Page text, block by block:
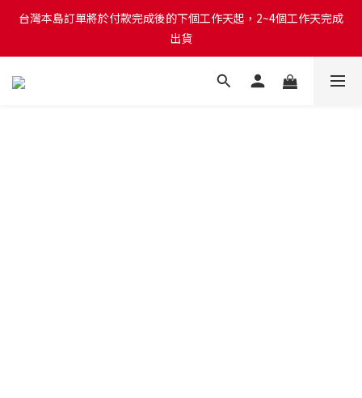
台灣本島訂單將於付款完成後的下個工作天起，2~4個工作天完成
出貨
台灣本島訂單將於付款完成後的下個工作天起，2~4個工作天完成
出貨
台灣本島消費滿$999免運費